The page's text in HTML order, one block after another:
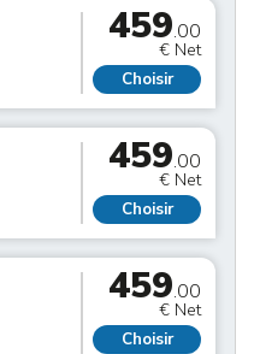
459.00
€ Net
Choisir
459.00
€ Net
Choisir
459.00
€ Net
Choisir